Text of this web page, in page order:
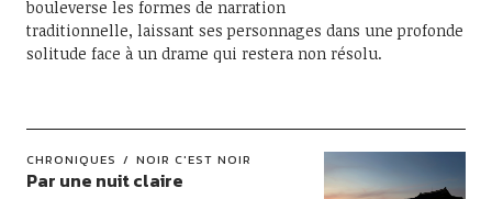
bouleverse les formes de narration
traditionnelle, laissant ses personnages dans une profonde
solitude face à un drame qui restera non résolu.
CHRONIQUES NOIR C'EST NOIR
Par une nuit claire